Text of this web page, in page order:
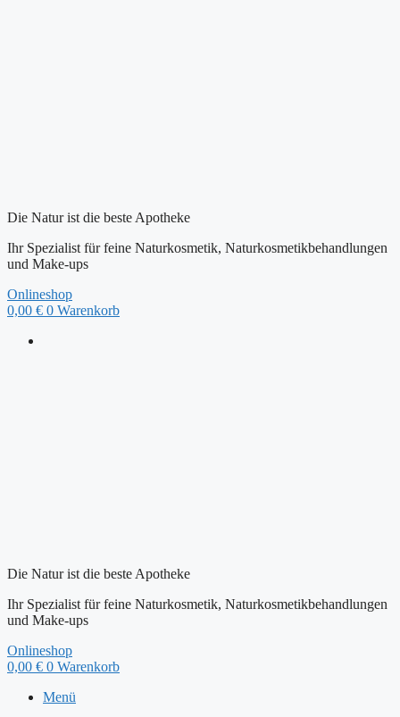
Die Natur ist die beste Apotheke
Ihr Spezialist für feine Naturkosmetik, Naturkosmetikbehandlungen
und Make-ups
Onlineshop
0,00 € 0 Warenkorb
Die Natur ist die beste Apotheke
Ihr Spezialist für feine Naturkosmetik, Naturkosmetikbehandlungen
und Make-ups
Onlineshop
0,00 € 0 Warenkorb
Menü